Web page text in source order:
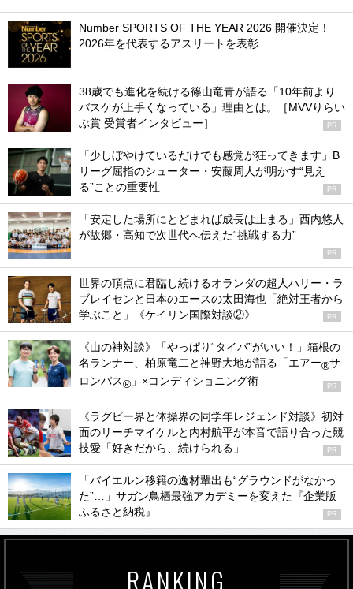
Number SPORTS OF THE YEAR 2026 開催決定！
2026年を代表するアスリートを表彰
38歳でも進化を続ける篠山竜青が語る「10年前より
バスケが上手くなっている」理由とは。［MVVりらい
ぶ賞 受賞者インタビュー］
PR
「少しぼやけているだけでも感覚が狂ってきます」B
リーグ屈指のシューター・安藤周人が明かす“見え
る”ことの重要性
PR
「安定した場所にとどまれば成長は止まる」西内悠人
が故郷・高知で次世代へ伝えた“挑戦する力”
PR
世界の頂点に君臨し続けるオランダの超人ハリー・ラ
ブレイセンと日本のエースの太田海也「絶対王者から
学ぶこと」《ケイリン国際対談②》
PR
《山の神対談》「やっぱり“タイパ”がいい！」箱根の
名ランナー、柏原竜二と神野大地が語る「エアー®サ
ロンパス® 」×コンディショニング術 PR
《ラグビー界と体操界の同学年レジェンド対談》初対
面のリーチマイケルと内村航平が本音で語り合った競
技愛「好きだから、続けられる」
PR
「バイエルン移籍の逸材輩出も“グラウンドがなかっ
た”…」サガン鳥栖最強アカデミーを変えた『企業版
ふるさと納税』
PR
RANKING